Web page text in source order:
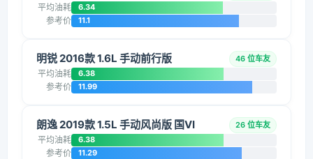
平均油耗 6.34
参考价 11.1
明锐 2016款 1.6L 手动前行版 46 位车友
平均油耗 6.38
参考价 11.99
朗逸 2019款 1.5L 手动风尚版 国VI 26 位车友
平均油耗 6.38
参考价 11.29